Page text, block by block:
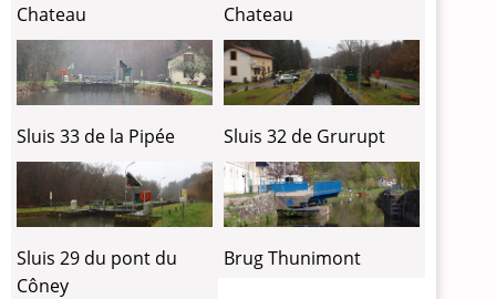
Chateau
Chateau
Sluis 33 de la Pipée Sluis 32 de Grurupt
Sluis 29 du pont du
Côney
Brug Thunimont